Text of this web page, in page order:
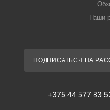
Наши
ПОДПИСАТЬСЯ НА
+375 44 577 83